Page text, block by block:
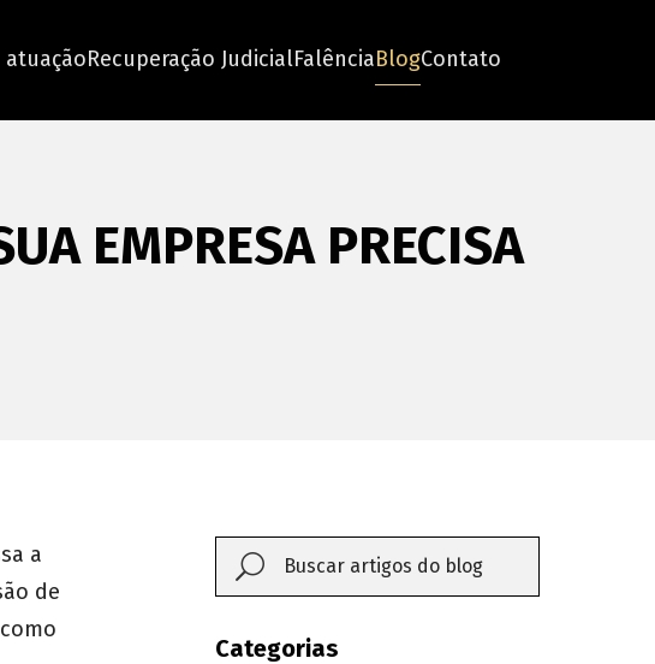
atuaçãoRecuperação JudicialFalênciaBlogContato
EMPRESA PRECISA
a
de
Categorias